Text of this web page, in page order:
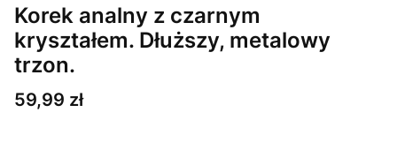
Korek analny z czarnym
kryształem. Dłuższy, metalowy
trzon.
Cena
59,99 zł